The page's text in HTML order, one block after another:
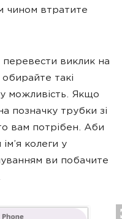
чином втратите
виклик на
такі
можливість. Якщо
позначку трубки зі
вам потрібен. Аби
колеги у
ви побачите